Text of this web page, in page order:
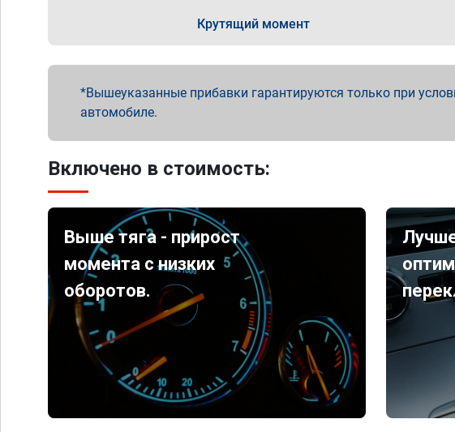
Крутящий момент
Вышеуказанные прибавки гарантируются только при
автомобиле.
Включено в стоимость:
Выше тяга - прирост
момента с низких
оборотов.